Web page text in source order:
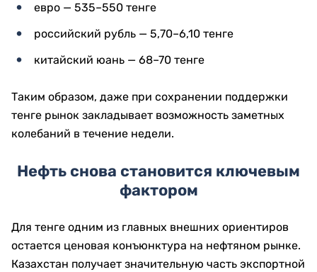
евро — 535–550 тенге
российский рубль — 5,70–6,10 тенге
китайский юань — 68–70 тенге
Таким образом, даже при сохранении поддержки
тенге рынок закладывает возможность заметных
колебаний в течение недели.
Нефть снова становится ключевым
фактором
Для тенге одним из главных внешних ориентиров
остается ценовая конъюнктура на нефтяном рынке.
Казахстан получает значительную часть экспортной